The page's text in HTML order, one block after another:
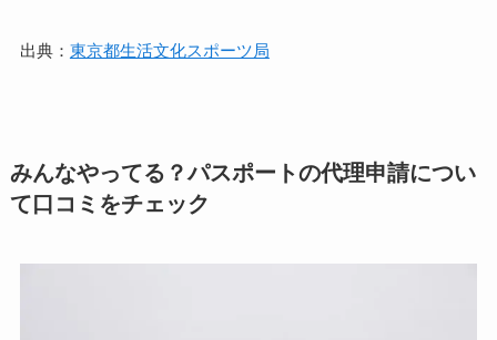
出典： 東京都生活文化スポーツ局
みんなやってる？パスポートの代理申請につい
て口コミをチェック